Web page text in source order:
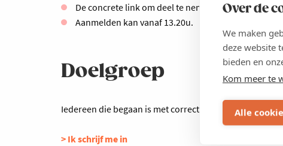
Over de
We maken
deze website
bieden en
Kom meer te
Alle
De concrete link om deel te nemen, ontvang je op
Aanmelden kan vanaf 13.20u.
Doelgroep
Iedereen die begaan is met correct betaalgedrag van
> Ik schrijf me in